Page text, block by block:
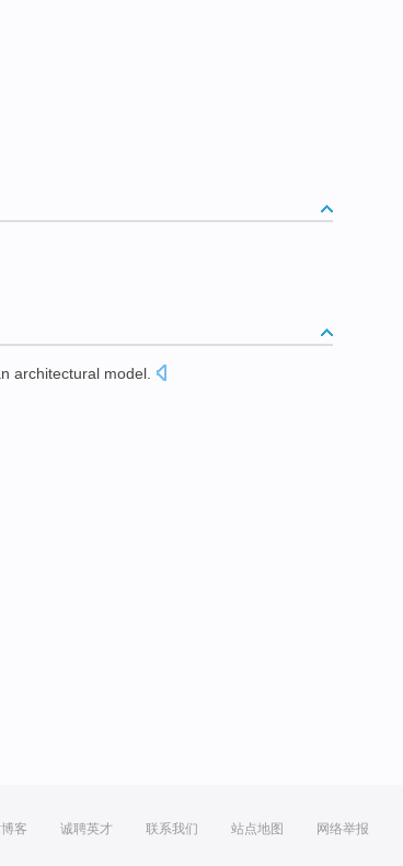
architectural model
客 诚聘英才 联系我们 站点地图 网络举报